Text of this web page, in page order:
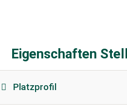
Eigenschaften
Platzprofil